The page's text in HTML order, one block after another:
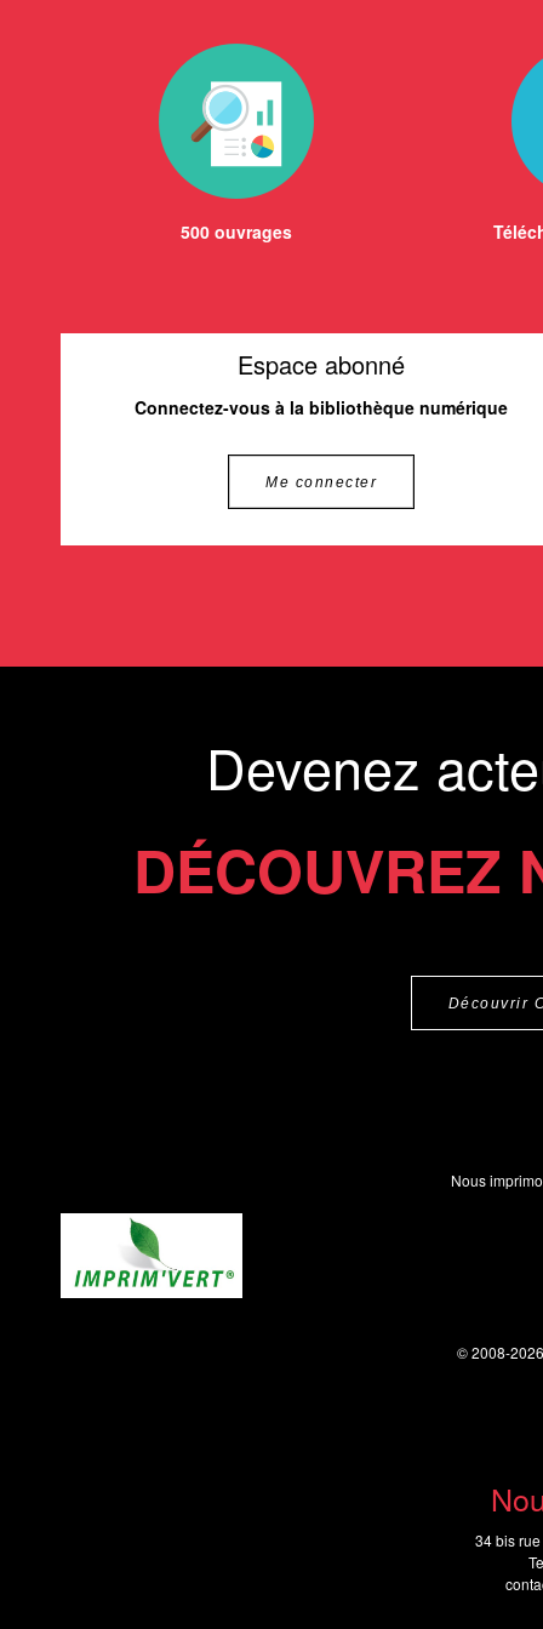
500 ouvrages
Espace abonné
Connectez-vous à la bibliothèque numérique
Me connecter
Devenez
DÉCOUVREZ
Découvrir
34 bis
Nous
© 2008-